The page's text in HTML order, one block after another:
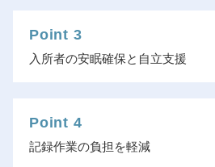
Point 3
入所者の安眠確保と自立支援
Point 4
記録作業の負担を軽減